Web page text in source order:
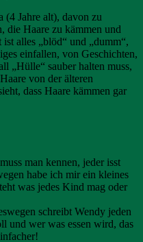
(4 Jahre alt), davon zu
die Haare zu kämmen und
alles „blöd“ und „dumm“,
einfallen, von Geschichten,
„Hülle“ sauber halten muss,
von der älteren
dass Haare kämmen gar
man kennen, jeder isst
habe ich mir ein kleines
was jedes Kind mag oder
schreibt Wendy jeden
und wer was essen wird, das